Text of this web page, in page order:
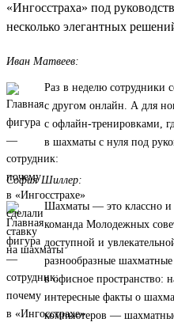
«Ингосстраха» под
несколько элегантных
Иван Матвеев:
Раз в неделю сотрудники
с другом онлайн. А для
с офлайн-тренировками,
в шахматы с нуля под
София Шиллер:
Шахматы — это классно и
команда Молодежных
доступной и
разнообразные
в офисное пространство:
интересные факты о
компьютеров —